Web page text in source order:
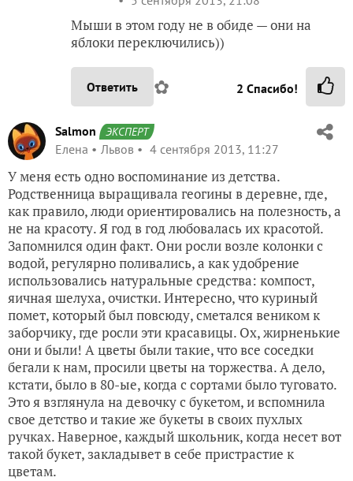
Мыши в этом году не в обиде — они на
яблоки переключились))
Ответить ✿ 2 Спасибо!
Salmon ЭКСПЕРТ
Елена Львов 4 сентября 2013, 11:27
У меня есть одно воспоминание из детства.
Родственница выращивала геогины в деревне, где,
как правило, люди ориентировались на полезность, а
не на красоту. Я год в год любовалась их красотой.
Запомнился один факт. Они росли возле колонки с
водой, регулярно поливались, а как удобрение
использовались натуральные средства: компост,
яичная шелуха, очистки. Интересно, что куриный
помет, который был повсюду, сметался веником к
заборчику, где росли эти красавицы. Ох, жирненькие
они и были! А цветы были такие, что все соседки
бегали к нам, просили цветы на торжества. А дело,
кстати, было в 80-ые, когда с сортами было туговато.
Это я взглянула на девочку с букетом, и вспомнила
свое детство и такие же букеты в своих пухлых
ручках. Наверное, каждый школьник, когда несет вот
такой букет, закладывет в себе пристрастие к
цветам.